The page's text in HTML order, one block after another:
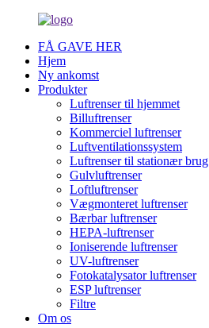
FÅ GAVE HER
Hjem
Ny ankomst
Produkter
Luftrenser til hjemmet
Billuftrenser
Kommerciel luftrenser
Luftventilationssystem
Luftrenser til stationær brug
Gulvluftrenser
Loftluftrenser
Vægmonteret luftrenser
Bærbar luftrenser
HEPA-luftrenser
Ioniserende luftrenser
UV-luftrenser
Fotokatalysator luftrenser
ESP luftrenser
Filtre
Om os